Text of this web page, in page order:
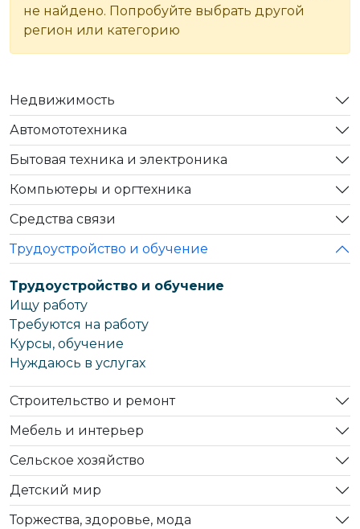
не найдено. Попробуйте выбрать другой
регион или категорию
Недвижимость
Автомототехника
Бытовая техника и электроника
Компьютеры и оргтехника
Средства связи
Трудоустройство и обучение
Трудоустройство и обучение
Ищу работу
Требуются на работу
Курсы, обучение
Нуждаюсь в услугах
Строительство и ремонт
Мебель и интерьер
Сельское хозяйство
Детский мир
Торжества, здоровье, мода